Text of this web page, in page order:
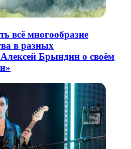
всё многообразие
в разных
Брындин о своём